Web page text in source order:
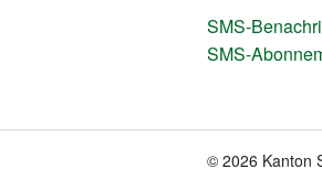
SMS-
SMS-
© 2026 Kanton